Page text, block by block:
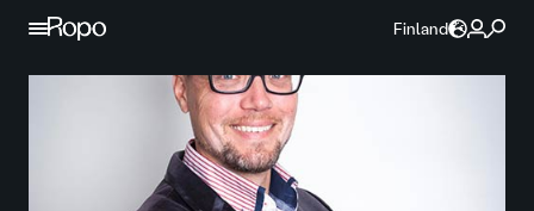
Jatka sisältöön
Finland